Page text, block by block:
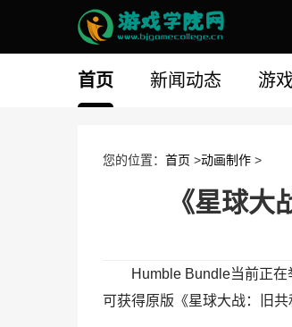
首页 新闻动态 游
您的位置： 首页 >动画制作 >
《星球
Humble Bundle当前正
可获得原版《星球大战：旧共